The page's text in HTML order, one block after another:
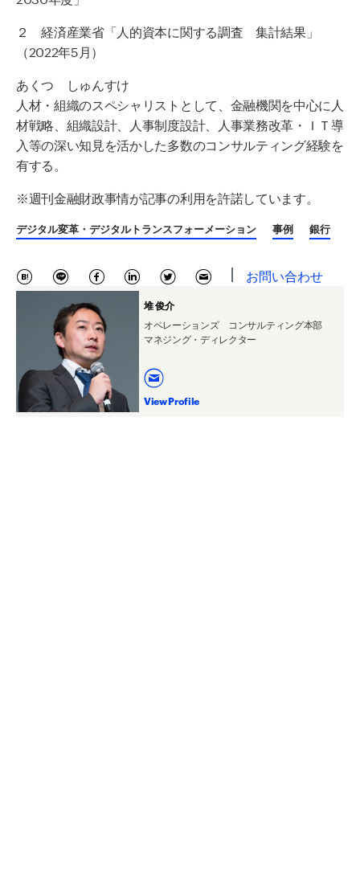
２ 経済産業省「人的資本に関する調査 集計結果」
（2022年5月）
あくつ しゅんすけ
人材・組織のスペシャリストとして、金融機関を中心に人
材戦略、組織設計、人事制度設計、人事業務改革・ＩＴ導
入等の深い知見を活かした多数のコンサルティング経験を
有する。
※週刊金融財政事情が記事の利用を許諾しています。
デジタル変革・デジタルトランスフォーメーション 事例 銀行
お問い合わせ
堆 俊介
オペレーションズ コンサルティング本部
マネジング・ディレクター
View Profile